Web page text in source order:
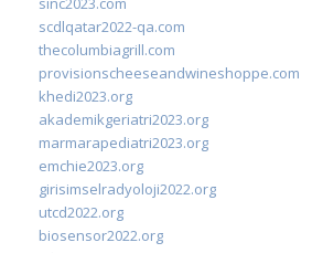
scdlqatar2022-qa.com
thecolumbiagrill.com
provisionscheeseandwineshoppe.com
khedi2023.org
akademikgeriatri2023.org
marmarapediatri2023.org
emchie2023.org
girisimselradyoloji2022.org
utcd2022.org
biosensor2022.org